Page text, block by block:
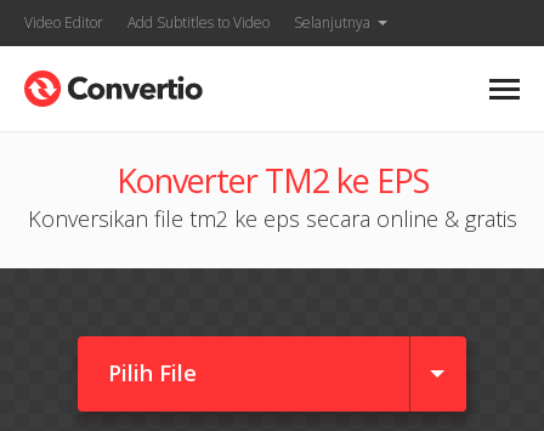
Video Editor Add Subtitles to Video Selanjutnya
Konverter TM2 ke EPS
Konversikan file tm2 ke eps secara online & gratis
Pilih File